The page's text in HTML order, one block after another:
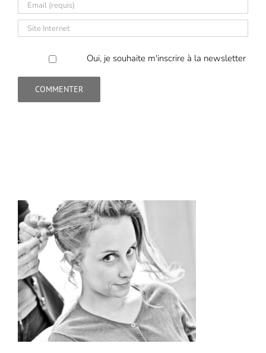
Oui, je souhaite m'inscrire à la newsletter